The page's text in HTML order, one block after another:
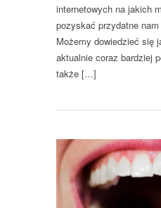
internetowych na jakich
pozyskać przydatne
Możemy dowiedzieć się
aktualnie coraz bardziej
także […]